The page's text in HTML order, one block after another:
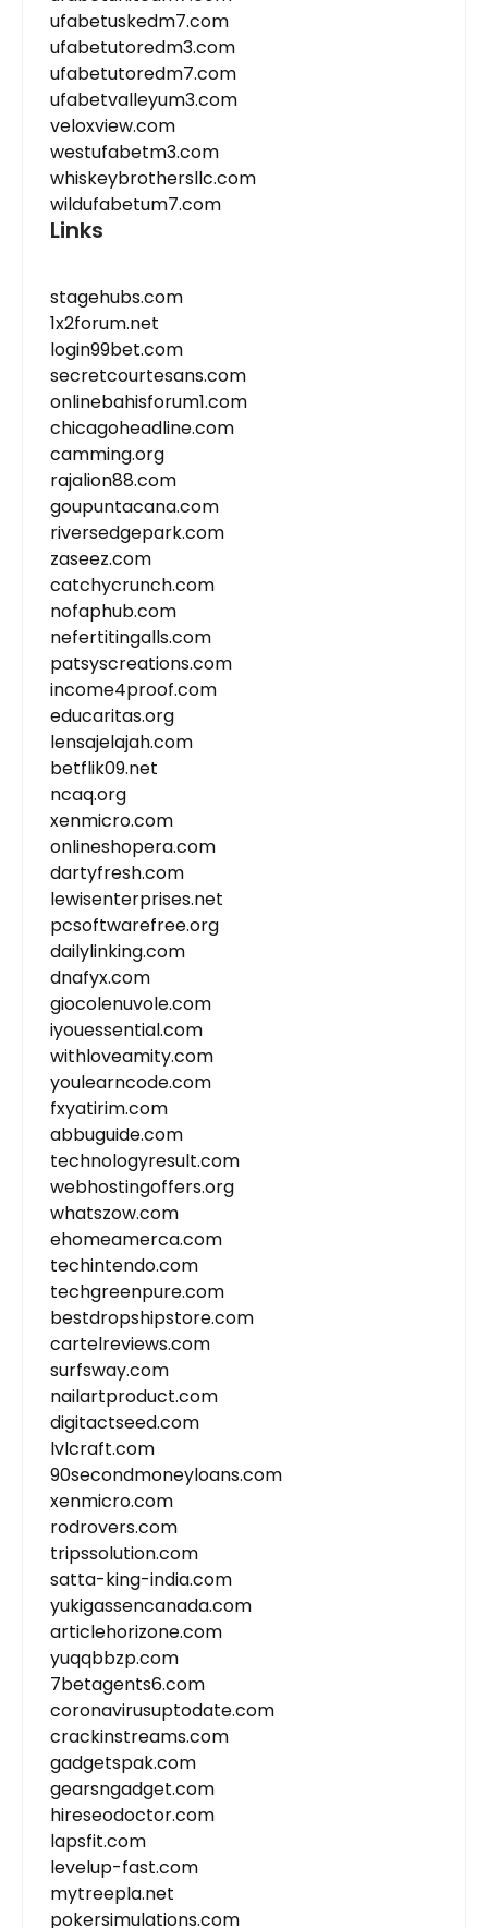
ufabetuskedm7.com
ufabetutoredm3.com
ufabetutoredm7.com
ufabetvalleyum3.com
veloxview.com
westufabetm3.com
whiskeybrothersllc.com
wildufabetum7.com
Links
stagehubs.com
1x2forum.net
login99bet.com
secretcourtesans.com
onlinebahisforum1.com
chicagoheadline.com
camming.org
rajalion88.com
goupuntacana.com
riversedgepark.com
zaseez.com
catchycrunch.com
nofaphub.com
nefertitingalls.com
patsyscreations.com
income4proof.com
educaritas.org
lensajelajah.com
betflik09.net
ncaq.org
xenmicro.com
onlineshopera.com
dartyfresh.com
lewisenterprises.net
pcsoftwarefree.org
dailylinking.com
dnafyx.com
giocolenuvole.com
iyouessential.com
withloveamity.com
youlearncode.com
fxyatirim.com
abbuguide.com
technologyresult.com
webhostingoffers.org
whatszow.com
ehomeamerca.com
techintendo.com
techgreenpure.com
bestdropshipstore.com
cartelreviews.com
surfsway.com
nailartproduct.com
digitactseed.com
lvlcraft.com
90secondmoneyloans.com
xenmicro.com
rodrovers.com
tripssolution.com
satta-king-india.com
yukigassencanada.com
articlehorizone.com
yuqqbbzp.com
7betagents6.com
coronavirusuptodate.com
crackinstreams.com
gadgetspak.com
gearsngadget.com
hireseodoctor.com
lapsfit.com
levelup-fast.com
mytreepla.net
pokersimulations.com